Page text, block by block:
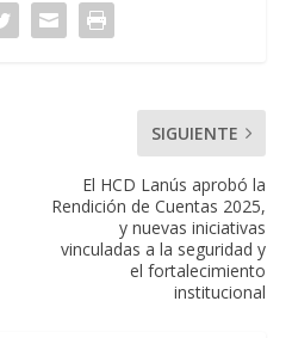
SIGUIENTE
El HCD Lanús aprobó la
Rendición de Cuentas 2025,
y nuevas iniciativas
vinculadas a la seguridad y
el fortalecimiento
institucional